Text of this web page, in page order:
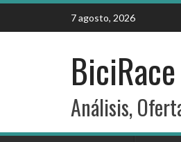
Skip
content
7 agosto, 2026
BiciRace
Análisis,